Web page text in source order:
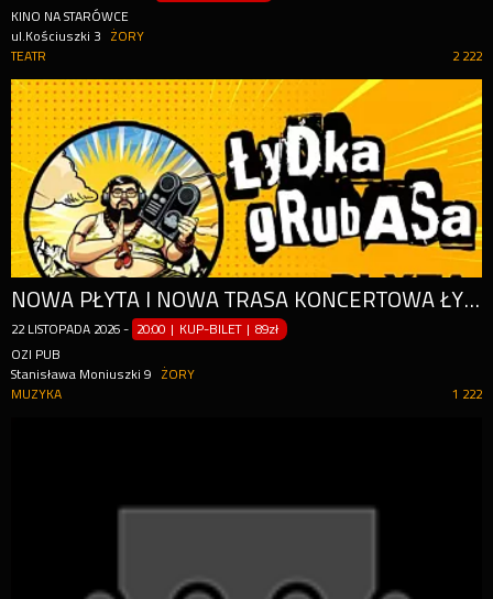
KINO NA STARÓWCE
ul.Kościuszki 3
ŻORY
2 222
TEATR
NOWA PŁYTA I NOWA TRASA KONCERTOWA ŁYDKI GRUBASA - "BEKALOG"
22 LISTOPADA 2026 - 20:00 | KUP-BILET |89zł
OZI PUB
Stanisława Moniuszki 9
ŻORY
1 222
MUZYKA